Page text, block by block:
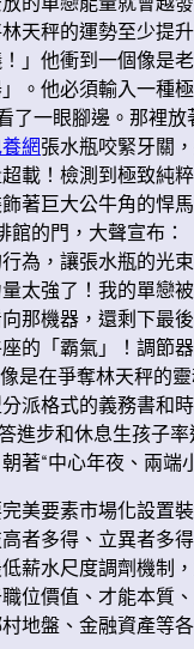
天秤的運勢至少提
」他衝到一個像是
。他必須輸入一種
一眼腳邊。那裡
網張水瓶咬緊牙關
！檢測到極致純
著巨大公牛角的悍
的門，大聲宣布
為，讓張水瓶的光
太強了！我的單戀
那機器，還剩下最
的「霸氣」！調節
是在爭奪林天秤的
派格式的義務書和
進步和休息生孩子
“中心年夜、兩端
要素市場化設置
者多得、立異者多
薪水尺度調劑機制
位價值、才能本質
地盤、金融資產等